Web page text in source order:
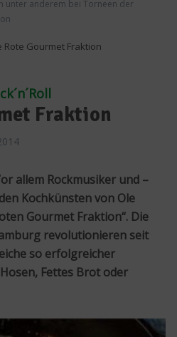
unter anderem bei Torneen der
Rote Gourmet Fraktion
Fraktion
allem Rockmusiker und –
Kochkünsten von Ole
Gourmet Fraktion“. Die
revolutionieren seit
so erfolgreicher
Fettes Brot oder